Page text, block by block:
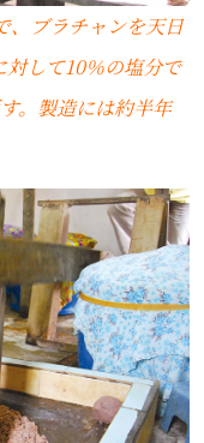
ブラチャンを天日
して10％の塩分で
。製造には約半年